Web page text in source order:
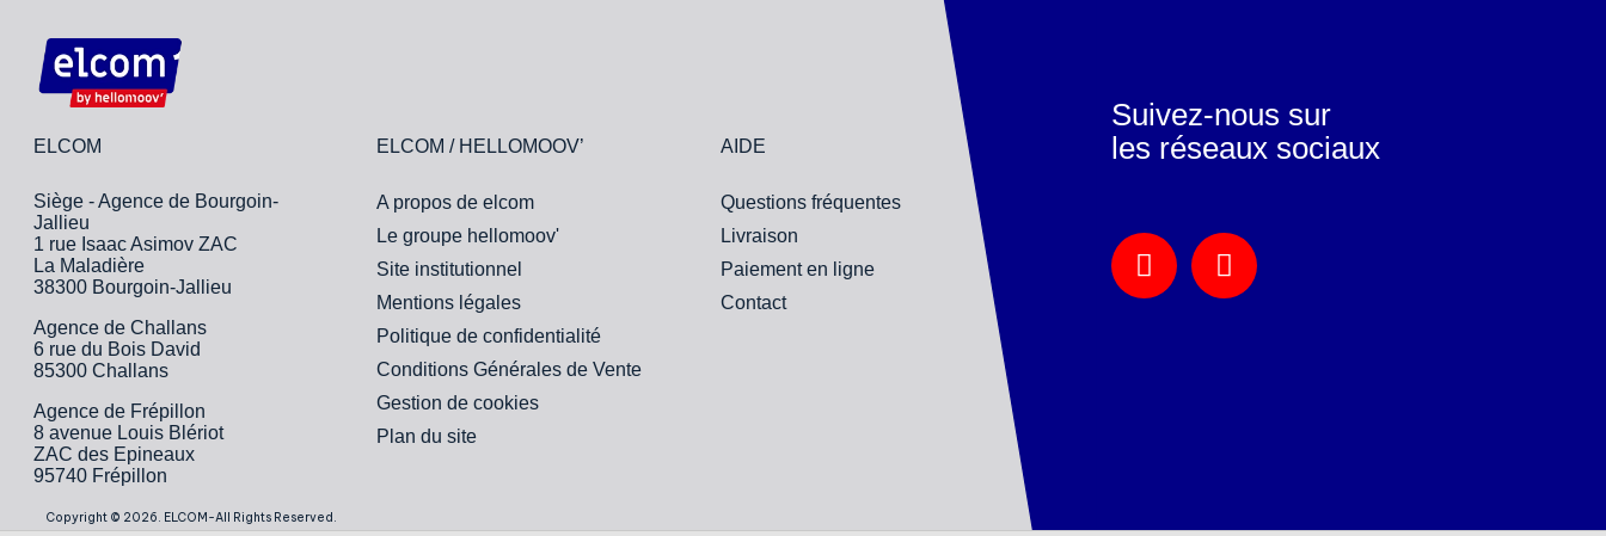
ELCOM
Siège - Agence de Bourgoin-
Jallieu
1 rue Isaac Asimov ZAC
La Maladière
38300 Bourgoin-Jallieu
Agence de Challans
6 rue du Bois David
85300 Challans
Agence de Frépillon
8 avenue Louis Blériot
ZAC des Epineaux
95740 Frépillon
ELCOM / HELLOMOOV’
A propos de elcom
Le groupe hellomoov'
Site institutionnel
Mentions légales
Politique de confidentialité
Conditions Générales de Vente
Gestion de cookies
Plan du site
AIDE
Questions fréquentes
Livraison
Paiement en ligne
Contact
Copyright © 2026. ELCOM-All Rights Reserved.
Suivez-nous sur
les réseaux sociaux